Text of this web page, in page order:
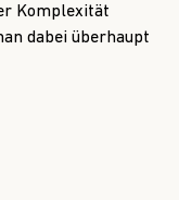
Komplexität
dabei überhaupt